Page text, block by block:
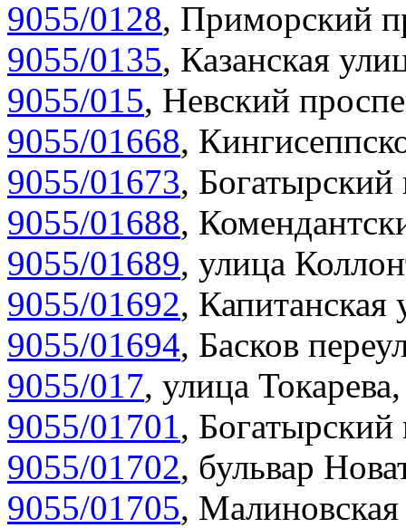
9055/0128, Приморский
9055/0135, Казанская
9055/015, Невский
9055/01668,
9055/01673, Богатырский
9055/01688,
9055/01689, улица
9055/01692, Капитанская
9055/01694, Басков
9055/017, улица
9055/01701, Богатырский
9055/01702, бульвар
9055/01705,